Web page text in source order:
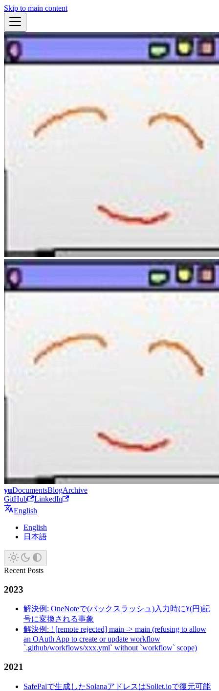
Skip to main content
yuDocumentsBlogArchive
GitHub
LinkedIn
English
English
日本語
Recent Posts
2023
解決例: OneNoteで(バックスラッシュ)入力時に¥(円)記
号に変換される事象
解決例: ! [remote rejected] main -> main (refusing to allow
an OAuth App to create or update workflow
`.github/workflows/xxx.yml` without `workflow` scope)
2021
SafePalで生成したSolanaアドレスはSollet.ioで復元可能